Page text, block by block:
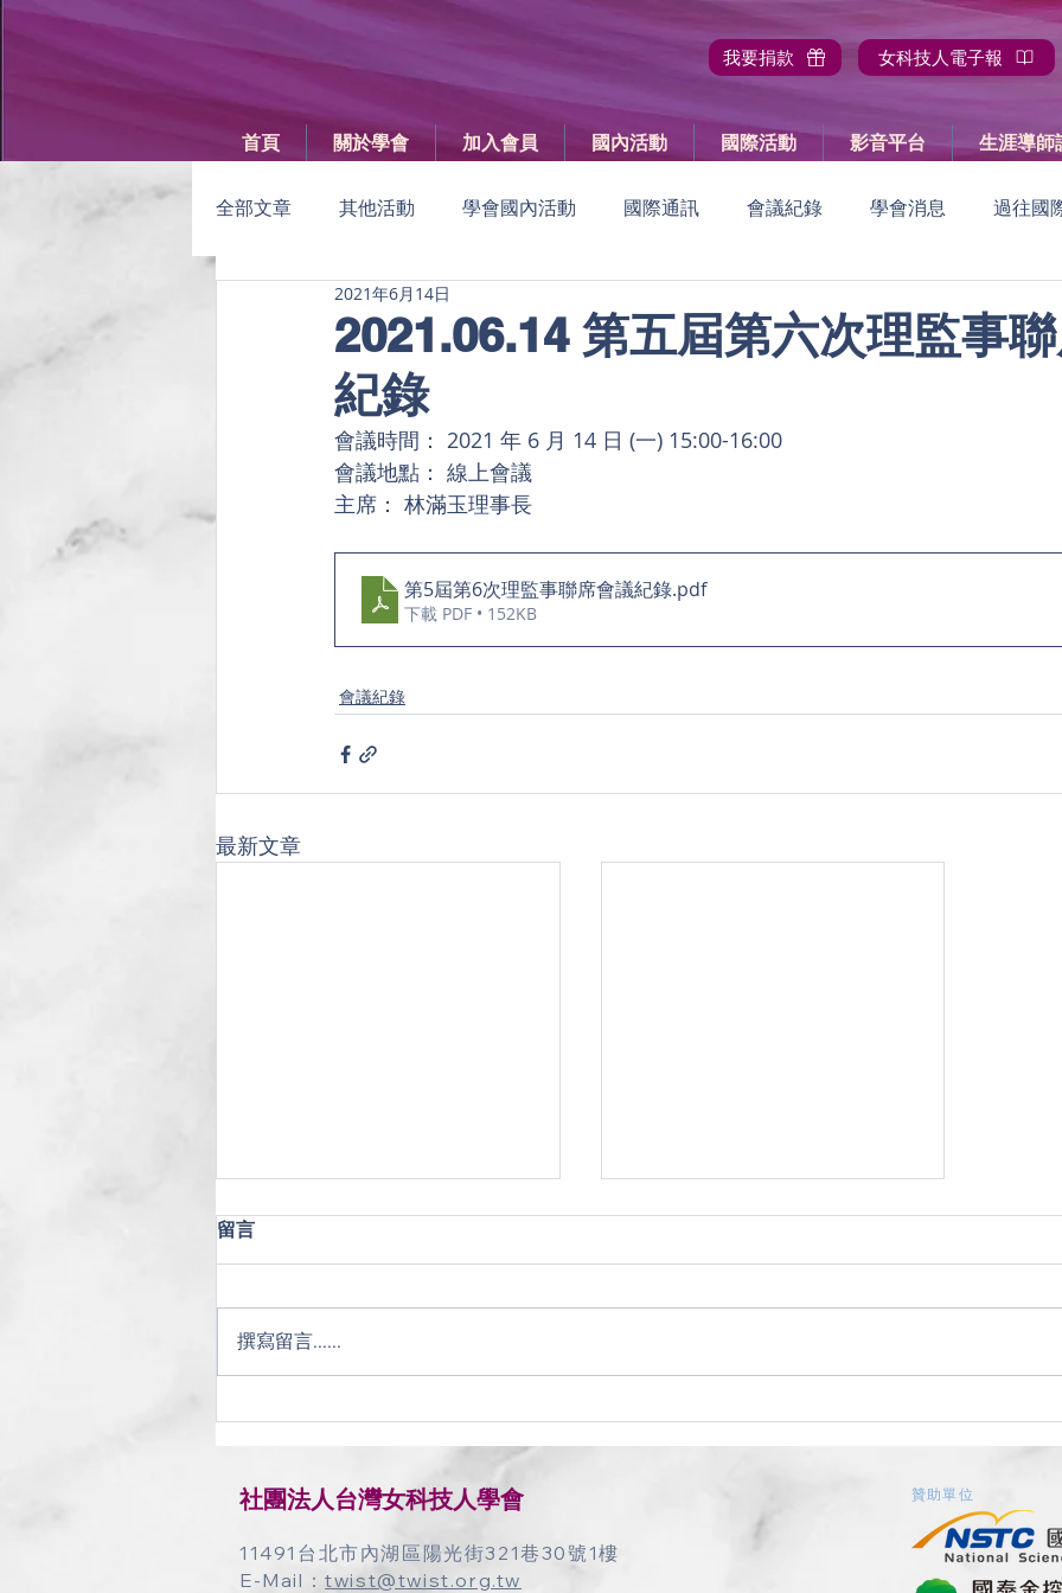
我要捐款 女科技人電子報
首頁 關於學會 加入會員 國內活動 國際活動 影音平台 生涯導師
全部文章 其他活動 學會國內活動 國際通訊 會議紀錄 學會消息 過往國
女科技人電子報
年度女科技人大會
2021.06.14 第五屆第六次理監事
紀錄
2021年6月14日
會議時間： 2021 年 6 月 14 日 (一) 15:00-16:00
會議地點： 線上會議
主席： 林滿玉理事長
第5屆第6次理監事聯席會議紀錄.pdf
下載 PDF • 152KB
會議紀錄
最新文章
2021.08.28 第五屆第七次理監
(六) 19:00-20:30 會議地點： 線上
會議 主席： 林滿玉理事長
2021.02.02 第五屆第五次理監
事長
留言
撰寫留言......
​社團法人台灣女科技人學會
11491台北市內湖區陽光街321巷30號1樓
E-Mail：twist@twist.org.tw
​贊助單位